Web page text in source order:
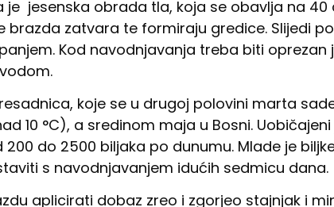
je jesenska obrada tla, koja se obavlja na
brazda zatvara te formiraju gredice. Slijedi
Kod navodnjavanja treba biti
koje se u drugoj polovini marta
10 °C), a sredinom maja u Bosni.
do 2500 biljaka po dunumu. Mlade je
s navodnjavanjem idućih sedmicu dana.
aplicirati dobaz zreo i zgorjeo stajnjak i